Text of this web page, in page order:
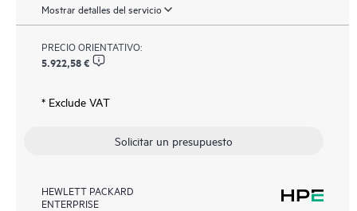
Mostrar detalles del servicio
PRECIO ORIENTATIVO:
5.922,58 €
* Exclude VAT
Solicitar un presupuesto
HEWLETT PACKARD
ENTERPRISE